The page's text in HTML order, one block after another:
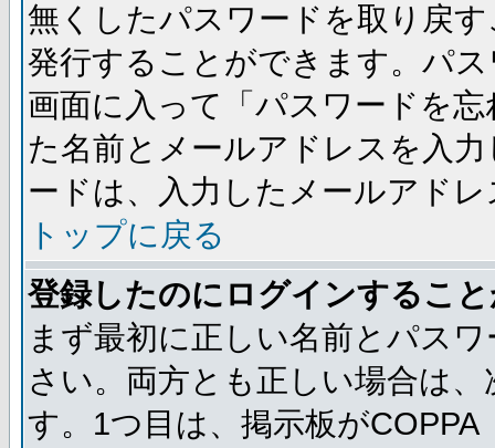
無くしたパスワードを取り戻
発行することができます。パ
画面に入って「パスワードを
た名前とメールアドレスを入
ードは、入力したメールアド
トップに戻る
登録したのにログインするこ
まず最初に正しい名前とパス
さい。両方とも正しい場合は
す。1つ目は、掲示板が